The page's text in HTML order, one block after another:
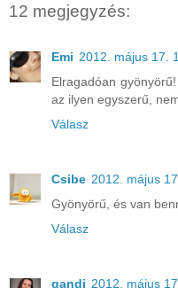
12 megjegyzés:
Emi 2012. május 17.
Elragadóan
az ilyen egyszerű,
Válasz
Csibe 2012. május
Gyönyörű, és van
Válasz
gandi 2012. május